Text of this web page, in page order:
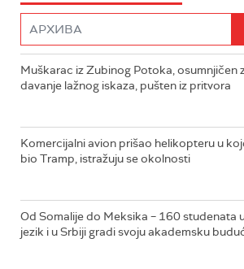
Muškarac iz Zubinog Potoka, osumnjičen
davanje lažnog iskaza, pušten iz pritvora
Komercijalni avion prišao helikopteru u
bio Tramp, istražuju se okolnosti
Od Somalije do Meksika – 160 studenata
jezik i u Srbiji gradi svoju akademsku